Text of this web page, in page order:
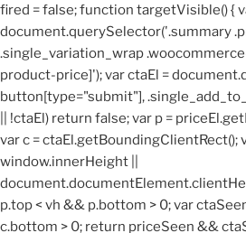
fired = false; function targetVisible() {
document.querySelector('.summary
.single_variation_wrap
product-price]'); var ctaEl =
button[type="submit"],
|| !ctaEl) return false; var p =
var c = ctaEl.getBoundingClientRect();
window.innerHeight ||
p.top < vh && p.bottom > 0; var
c.bottom > 0; return priceSeen &&